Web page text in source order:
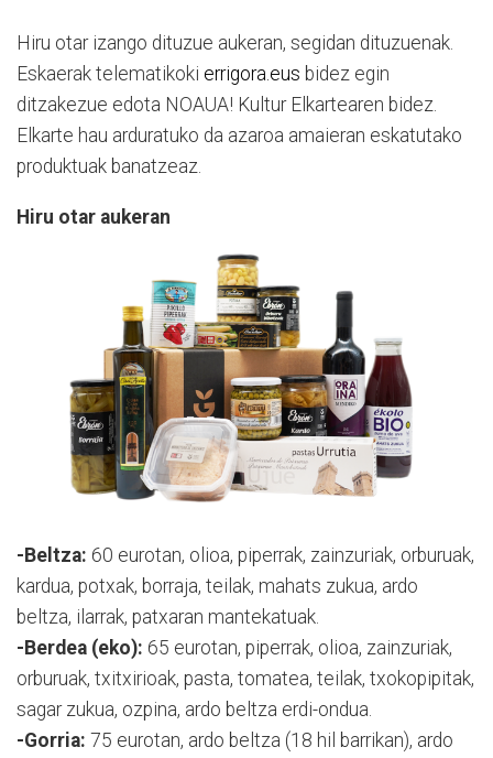
Hiru otar izango dituzue aukeran, segidan dituzuenak.
Eskaerak telematikoki errigora.eus bidez egin
ditzakezue edota NOAUA! Kultur Elkartearen bidez.
Elkarte hau arduratuko da azaroa amaieran eskatutako
produktuak banatzeaz.
Hiru otar aukeran
-Beltza: 60 eurotan, olioa, piperrak, zainzuriak, orburuak,
kardua, potxak, borraja, teilak, mahats zukua, ardo
beltza, ilarrak, patxaran mantekatuak.
-Berdea (eko): 65 eurotan, piperrak, olioa, zainzuriak,
orburuak, txitxirioak, pasta, tomatea, teilak, txokopipitak,
sagar zukua, ozpina, ardo beltza erdi-ondua.
-Gorria: 75 eurotan, ardo beltza (18 hil barrikan), ardo